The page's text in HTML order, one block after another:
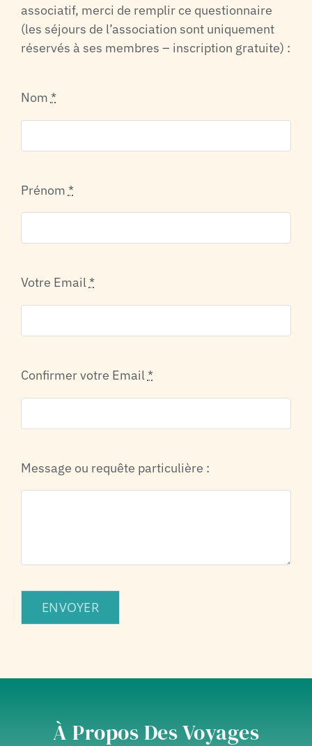
associatif, merci de remplir ce questionnaire
(les séjours de l’association sont uniquement
réservés à ses membres – inscription gratuite) :
Nom *
Prénom *
Votre Email*
Confirmer votre Email*
Message ou requête particulière :
ENVOYER
À Propos Des Voyages